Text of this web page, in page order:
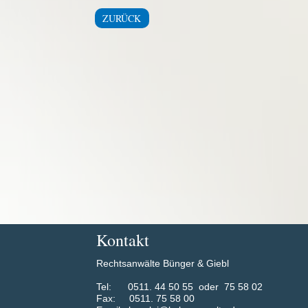
ZURÜCK
Kontakt
Rechtsanwälte Bünger & Giebl
​Tel: 0511. 44 50 55 oder 75 58 02
Fax: 0511. 75 58 00